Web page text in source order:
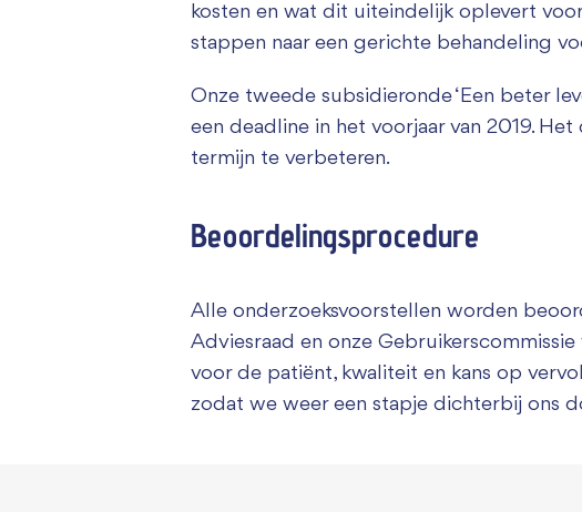
kosten en wat dit uiteindelijk oplevert
stappen naar een gerichte behandeling
Onze tweede subsidieronde ‘Een beter
een deadline in het voorjaar van 2019.
termijn te verbeteren.
Beoordelingsprocedure
Alle onderzoeksvoorstellen worden
Adviesraad en onze
voor de patiënt, kwaliteit en kans op
zodat we weer een stapje dichterbij ons